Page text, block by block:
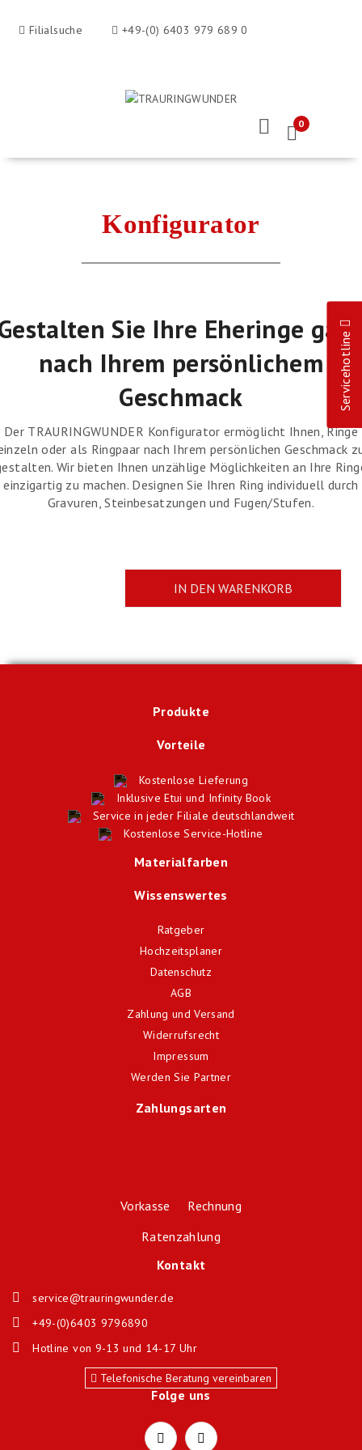
Filialsuche +49-(0) 6403 979 689 0
0
Konfigurator
Sie Ihre Eheringe
nach Ihrem persönlichem
Geschmack
Der TRAURINGWUNDER Konfigurator ermöglicht Ihnen, Ringe
oder als Ringpaar nach Ihrem persönlichen Geschmack
Wir bieten Ihnen unzählige Möglichkeiten an Ihre
einzigartig zu machen. Designen Sie Ihren Ring individuell durch
Gravuren, Steinbesatzungen und Fugen/Stufen.
Produkte
Vorteile
Kostenlose Lieferung
Inklusive Etui und Infinity Book
Service in jeder Filiale deutschlandweit
Kostenlose Service-Hotline
Materialfarben
Wissenswertes
Ratgeber
Hochzeitsplaner
Datenschutz
AGB
Zahlung und Versand
Widerrufsrecht
Impressum
Werden Sie Partner
Zahlungsarten
Vorkasse Rechnung
Ratenzahlung
Kontakt
service@trauringwunder.de
+49-(0)6403 9796890
Hotline von 9-13 und 14-17 Uhr
Telefonische Beratung vereinbaren
Folge uns
Servicehotline